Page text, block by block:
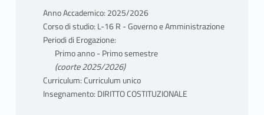
Anno Accademico: 2025/2026
Corso di studio: L-16 R - Governo e Amministrazione
Periodi di Erogazione:
Primo anno - Primo semestre
(coorte 2025/2026)
Curriculum: Curriculum unico
Insegnamento: DIRITTO COSTITUZIONALE